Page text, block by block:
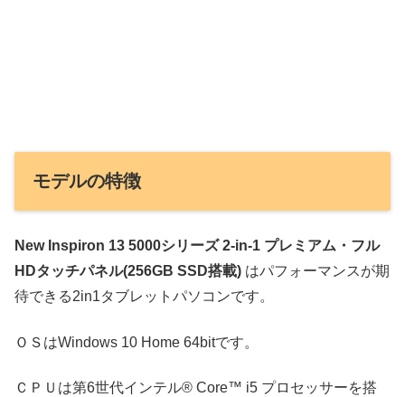
モデルの特徴
New Inspiron 13 5000シリーズ 2-in-1 プレミアム・フル
HDタッチパネル(256GB SSD搭載) はパフォーマンスが期
待できる2in1タブレットパソコンです。
ＯＳはWindows 10 Home 64bitです。
ＣＰＵは第6世代インテル® Core™ i5 プロセッサーを搭